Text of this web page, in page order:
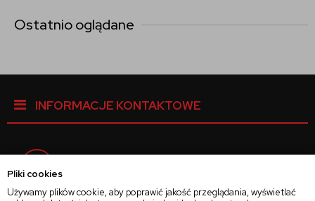
Pliki cookies
Używamy plików cookie, aby poprawić jakość przeglądania, wyświetlać
Ostatnio oglądane
INFORMACJE KONTAKTOWE